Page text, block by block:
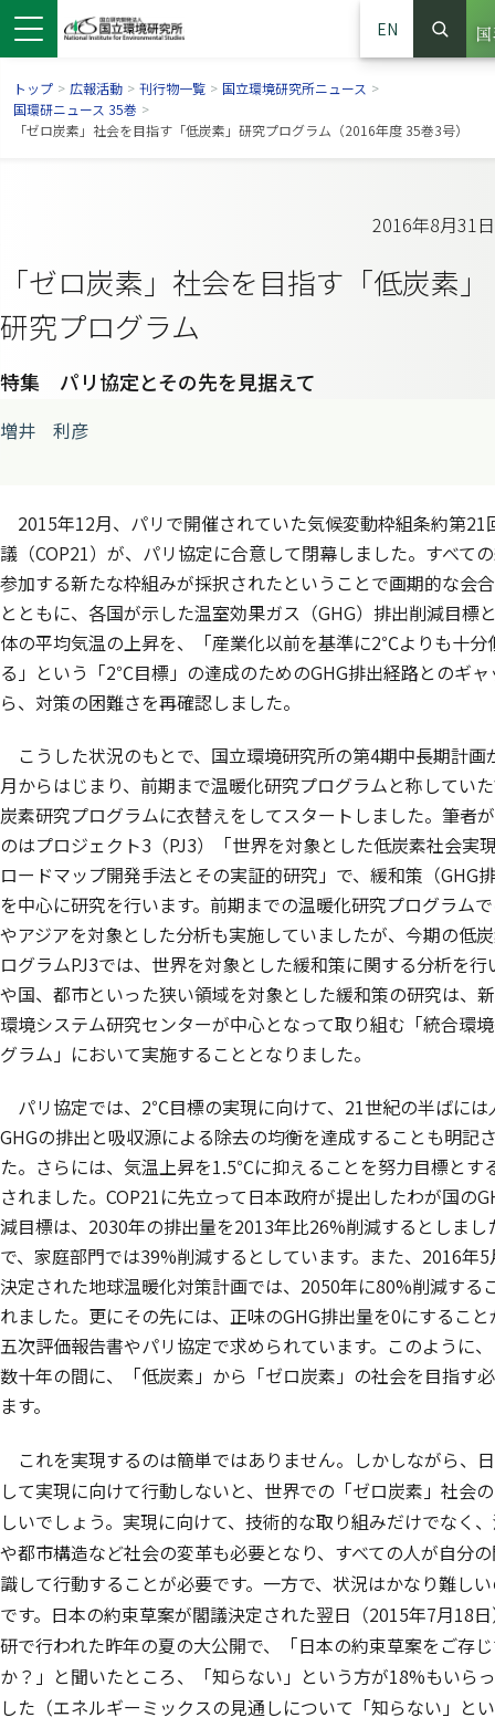
ドウで開きます）
ンドウで開きます）
ウインドウで開きます）
EN
サ
検
トップ > 広報活動 > 刊行物一覧 > 国立環境研究所ニュース >
国環研ニュース 35巻 >
「ゼロ炭素」社会を目指す「低炭素」研究プログラム（2016年度 35巻3号）
2016年8月31日
「ゼロ炭素」社会を目指す「低炭素」
研究プログラム
特集 パリ協定とその先を見据えて
増井 利彦
2015年12月、パリで開催されていた気候変動枠組条約第21
議（COP21）が、パリ協定に合意して閉幕しました。すべて
参加する新たな枠組みが採択されたということで画期的な会
とともに、各国が示した温室効果ガス（GHG）排出削減目標
体の平均気温の上昇を、「産業化以前を基準に2℃よりも十分
る」という「2℃目標」の達成のためのGHG排出経路とのギャ
ら、対策の困難さを再確認しました。
こうした状況のもとで、国立環境研究所の第4期中長期計画
月からはじまり、前期まで温暖化研究プログラムと称してい
炭素研究プログラムに衣替えをしてスタートしました。筆者
のはプロジェクト3（PJ3）「世界を対象とした低炭素社会実
ロードマップ開発手法とその実証的研究」で、緩和策（GHG
を中心に研究を行います。前期までの温暖化研究プログラム
やアジアを対象とした分析も実施していましたが、今期の低
ログラムPJ3では、世界を対象とした緩和策に関する分析を行
や国、都市といった狭い領域を対象とした緩和策の研究は、
環境システム研究センターが中心となって取り組む「統合環
グラム」において実施することとなりました。
パリ協定では、2℃目標の実現に向けて、21世紀の半ばには
GHGの排出と吸収源による除去の均衡を達成することも明記
た。さらには、気温上昇を1.5℃に抑えることを努力目標とす
されました。COP21に先立って日本政府が提出したわが国の
減目標は、2030年の排出量を2013年比26%削減するとしまし
で、家庭部門では39%削減するとしています。また、2016年
決定された地球温暖化対策計画では、2050年に80%削減する
れました。更にその先には、正味のGHG排出量を0にすること
五次評価報告書やパリ協定で求められています。このように
数十年の間に、「低炭素」から「ゼロ炭素」の社会を目指す
ます。
これを実現するのは簡単ではありません。しかしながら、
して実現に向けて行動しないと、世界での「ゼロ炭素」社会
しいでしょう。実現に向けて、技術的な取り組みだけでなく
や都市構造など社会の変革も必要となり、すべての人が自分
識して行動することが必要です。一方で、状況はかなり難し
です。日本の約束草案が閣議決定された翌日（2015年7月18
研で行われた昨年の夏の大公開で、「日本の約束草案をご存
か？」と聞いたところ、「知らない」という方が18%もいら
した（エネルギーミックスの見通しについて「知らない」と